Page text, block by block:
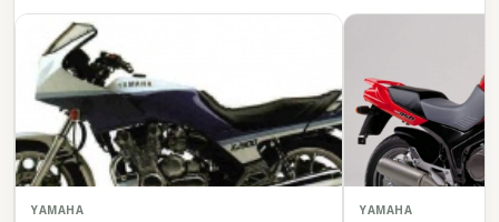
YAMAHA YAMAHA